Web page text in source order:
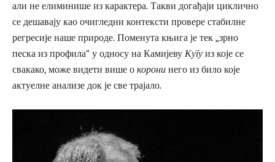
али не елиминише из карактера. Такви догађаји циклично
се дешавају као очигледни контексти провере стабилне
регресије наше природе. Поменута књига је тек „зрно
песка из профила“ у односу на Камијеву Кугу из које се
свакако, може видети више о корони него из било које
актуелне анализе док је све трајало.